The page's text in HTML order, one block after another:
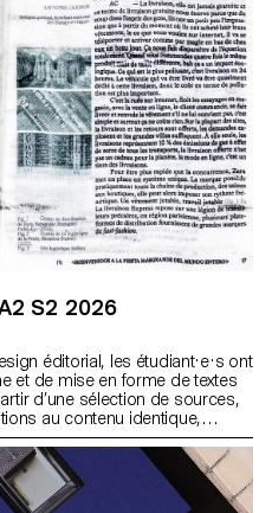
S2 2026
éditorial, les étudiant·e·s ont
et de mise en forme de textes
d’une sélection de sources,
au contenu identique,
format.